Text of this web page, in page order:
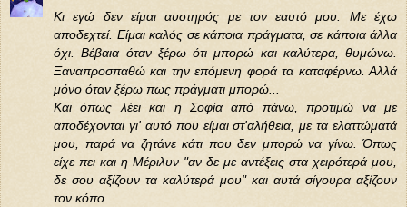
Κι εγώ δεν είμαι αυστηρός με τον εαυτό μου. Με έχω
αποδεχτεί. Είμαι καλός σε κάποια πράγματα, σε κάποια άλλα
όχι. Βέβαια όταν ξέρω ότι μπορώ και καλύτερα, θυμώνω.
Ξαναπροσπαθώ και την επόμενη φορά τα καταφέρνω. Αλλά
μόνο όταν ξέρω πως πράγματι μπορώ...
Και όπως λέει και η Σοφία από πάνω, προτιμώ να με
αποδέχονται γι' αυτό που είμαι στ'αλήθεια, με τα ελαττώματά
μου, παρά να ζητάνε κάτι που δεν μπορώ να γίνω. Όπως
είχε πει και η Μέριλυν "αν δε με αντέξεις στα χειρότερά μου,
δε σου αξίζουν τα καλύτερά μου" και αυτά σίγουρα αξίζουν
τον κόπο.